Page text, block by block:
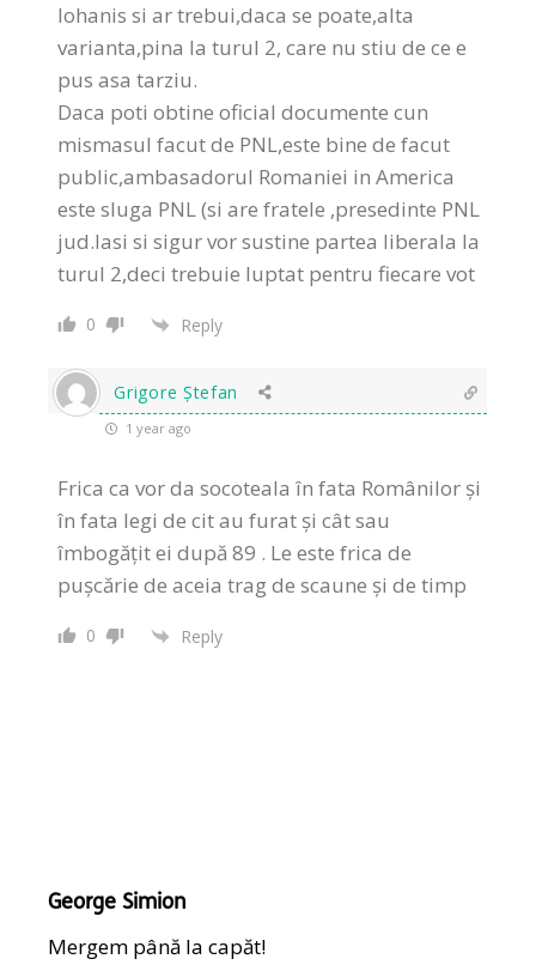
Iohanis si ar trebui,daca se poate,alta
varianta,pina la turul 2, care nu stiu de ce e
pus asa tarziu.
Daca poti obtine oficial documente cun
mismasul facut de PNL,este bine de facut
public,ambasadorul Romaniei in America
este sluga PNL (si are fratele ,presedinte PNL
jud.Iasi si sigur vor sustine partea liberala la
turul 2,deci trebuie luptat pentru fiecare vot
0 Reply
Grigore Ștefan
1 year ago
Frica ca vor da socoteala în fata Românilor și
în fata legi de cit au furat și cât sau
îmbogățit ei după 89 . Le este frica de
pușcărie de aceia trag de scaune și de timp
0 Reply
George Simion
Mergem până la capăt!